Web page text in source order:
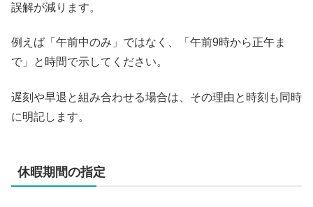
誤解が減ります。
例えば「午前中のみ」ではなく、「午前9時から正午ま
で」と時間で示してください。
遅刻や早退と組み合わせる場合は、その理由と時刻も同時
に明記します。
休暇期間の指定